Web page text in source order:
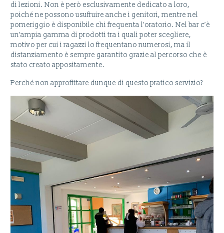
di lezioni. Non è però esclusivamente dedicato a loro,
poiché ne possono usufruire anche i genitori, mentre nel
pomeriggio è disponibile chi frequenta l’oratorio. Nel bar c’è
un’ampia gamma di prodotti tra i quali poter scegliere,
motivo per cui i ragazzi lo frequentano numerosi, ma il
distanziamento è sempre garantito grazie al percorso che è
stato creato appositamente.
Perché non approfittare dunque di questo pratico servizio?